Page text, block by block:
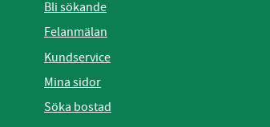
Bli sökande
Felanmälan
Kundservice
Mina sidor
Söka bostad